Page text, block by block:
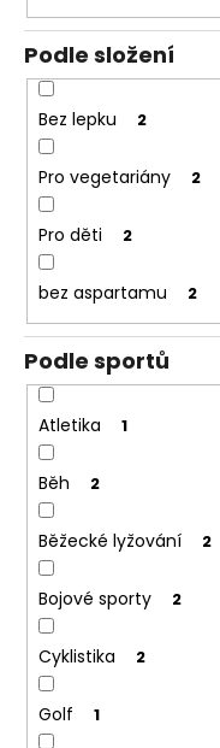
Podle složení
Bez lepku 2
Pro vegetariány 2
Pro děti 2
bez aspartamu 2
Podle sportů
Atletika 1
Běh 2
Běžecké lyžování 2
Bojové sporty 2
Cyklistika 2
Golf 1